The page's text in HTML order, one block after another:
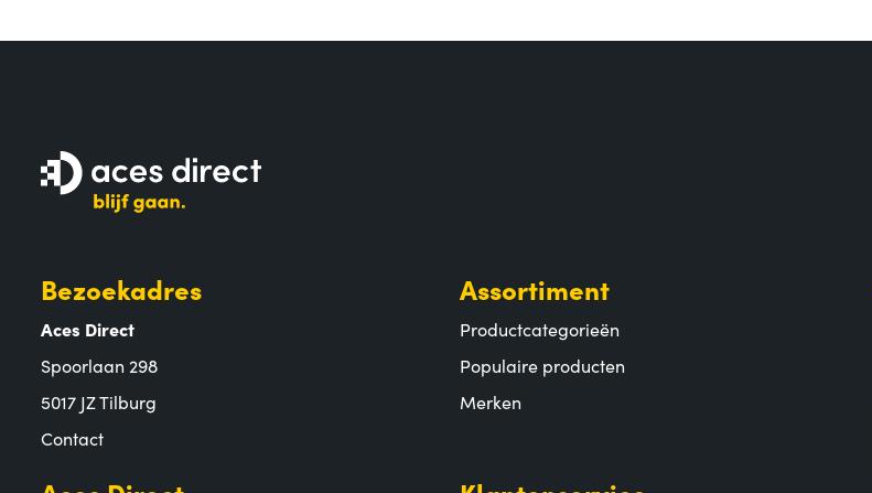
Bezoekadres
Aces Direct
Spoorlaan 298
5017 JZ Tilburg
Contact
Assortiment
Productcategorieën
Populaire producten
Merken